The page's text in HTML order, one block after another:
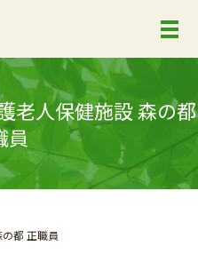
老人保健施設 森の都
員
都 正職員